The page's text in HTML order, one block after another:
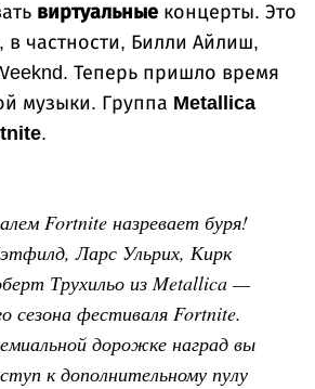
виртуальные концерты. Это
в частности, Билли Айлиш,
Теперь пришло время
музыки. Группа Metallica
.
Fortnite назревает буря!
Ларс Ульрих, Кирк
Трухильо из Metallica —
сезона фестиваля Fortnite.
дорожке наград вы
к дополнительному пулу